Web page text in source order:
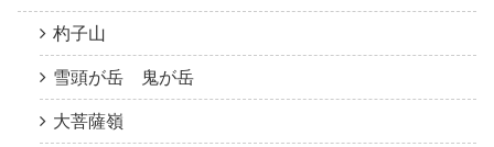
杓子山
雪頭が岳 鬼が岳
大菩薩嶺